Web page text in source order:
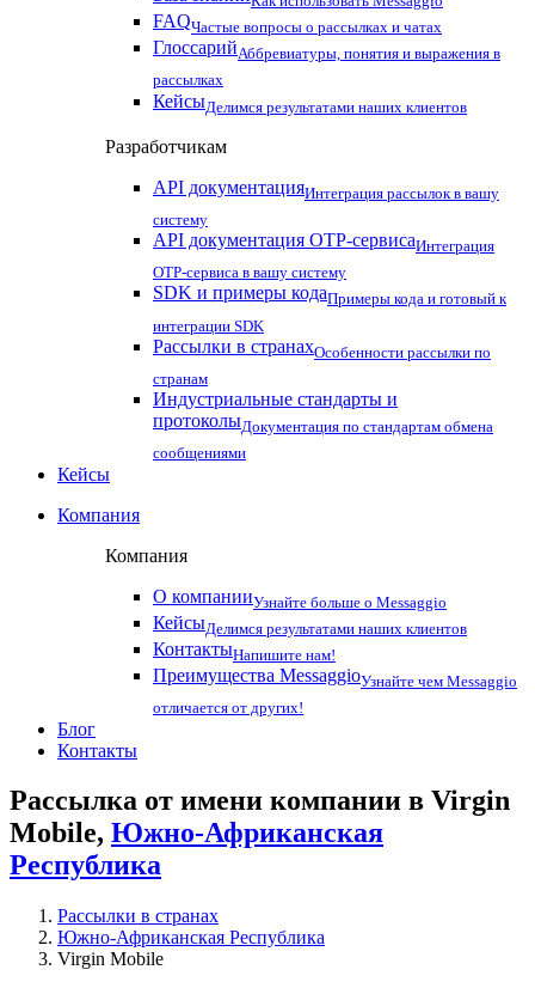
FAQЧастые вопросы о рассылках и чатах
ГлоссарийАббревиатуры, понятия и выражения в
рассылках
КейсыДелимся результатами наших клиентов
Разработчикам
API документацияИнтеграция рассылок в вашу
систему
API документация OTP-сервисаИнтеграция
OTP-сервиса в вашу систему
SDK и примеры кодаПримеры кода и готовый к
интеграции SDK
Рассылки в странахОсобенности рассылки по
странам
Индустриальные стандарты и
протоколыДокументация по стандартам обмена
сообщениями
Кейсы
Компания
Компания
О компанииУзнайте больше о Messaggio
КейсыДелимся результатами наших клиентов
КонтактыНапишите нам!
Преимущества MessaggioУзнайте чем Messaggio
отличается от других!
Блог
Контакты
Рассылка от имени компании в Virgin
Mobile, Южно-Африканская
Республика
Рассылки в странах
Южно-Африканская Республика
Virgin Mobile